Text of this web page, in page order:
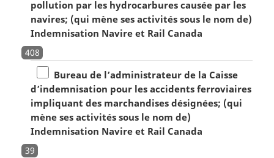
pollution par les hydrocarbures causée par les
navires; (qui mène ses activités sous le nom de)
Indemnisation Navire et Rail Canada
408
Bureau de l’administrateur de la Caisse
d’indemnisation pour les accidents ferroviaires
impliquant des marchandises désignées; (qui
mène ses activités sous le nom de)
Indemnisation Navire et Rail Canada
39